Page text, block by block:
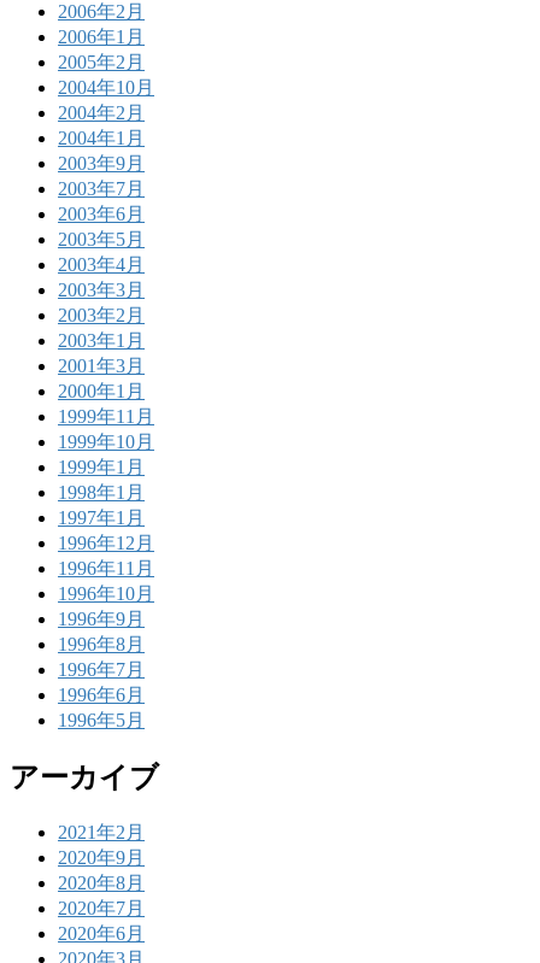
2006年2月
2006年1月
2005年2月
2004年10月
2004年2月
2004年1月
2003年9月
2003年7月
2003年6月
2003年5月
2003年4月
2003年3月
2003年2月
2003年1月
2001年3月
2000年1月
1999年11月
1999年10月
1999年1月
1998年1月
1997年1月
1996年12月
1996年11月
1996年10月
1996年9月
1996年8月
1996年7月
1996年6月
1996年5月
アーカイブ
2021年2月
2020年9月
2020年8月
2020年7月
2020年6月
2020年3月